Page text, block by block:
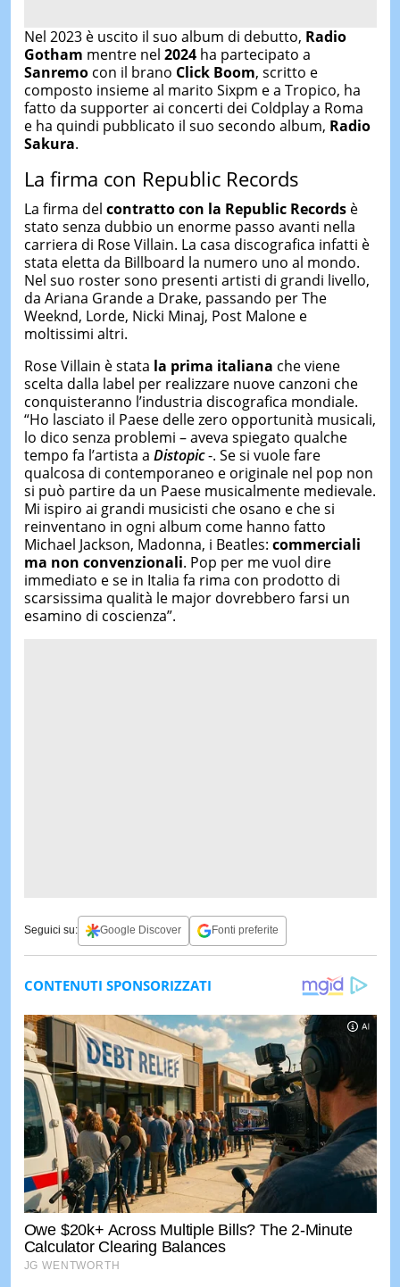
Nel 2023 è uscito il suo album di debutto, Radio
Gotham mentre nel 2024ha partecipato a
Sanremocon il brano Click Boom, scritto e
composto insieme al marito Sixpm e a Tropico, ha
fatto da supporter ai concerti dei Coldplay a Roma
e ha quindi pubblicato il suo secondo album, Radio
Sakura.
La firma con Republic Records
La firma del contratto con la Republic Recordsè
stato senza dubbio un enorme passo avanti nella
carriera di Rose Villain. La casa discografica infatti è
stata eletta da Billboard la numero uno al mondo.
Nel suo roster sono presenti artisti di grandi livello,
da Ariana Grande a Drake, passando per The
Weeknd, Lorde, Nicki Minaj, Post Malone e
moltissimi altri.
Rose Villain è stata la prima italiana che viene
scelta dalla label per realizzare nuove canzoni che
conquisteranno l’industria discografica mondiale.
“Ho lasciato il Paese delle zero opportunità musicali,
lo dico senza problemi – aveva spiegato qualche
tempo fa l’artista a Distopic-. Se si vuole fare
qualcosa di contemporaneo e originale nel pop non
si può partire da un Paese musicalmente medievale.
Mi ispiro ai grandi musicisti che osano e che si
reinventano in ogni album come hanno fatto
Michael Jackson, Madonna, i Beatles: commerciali
ma non convenzionali. Pop per me vuol dire
immediato e se in Italia fa rima con prodotto di
scarsissima qualità le major dovrebbero farsi un
esamino di coscienza”.
Seguici su: Google Discover Fonti preferite